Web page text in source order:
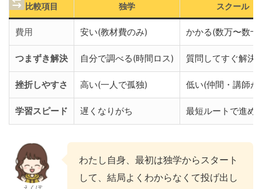
比較項目 独学 スクール
費用 安い(教材費のみ) かかる(数万〜数十
つまずき解決 自分で調べる(時間ロス) 質問してすぐ解決
挫折しやすさ 高い(一人で孤独) 低い(仲間・講師が
学習スピード 遅くなりがち 最短ルートで進め
わたし自身、最初は独学からスタート
して、結局よくわからなくて投げ出し